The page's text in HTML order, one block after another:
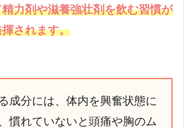
力剤や滋養強壮剤を飲む習慣が
されます。
成分には、体内を興奮状態に
慣れていないと頭痛や胸のム